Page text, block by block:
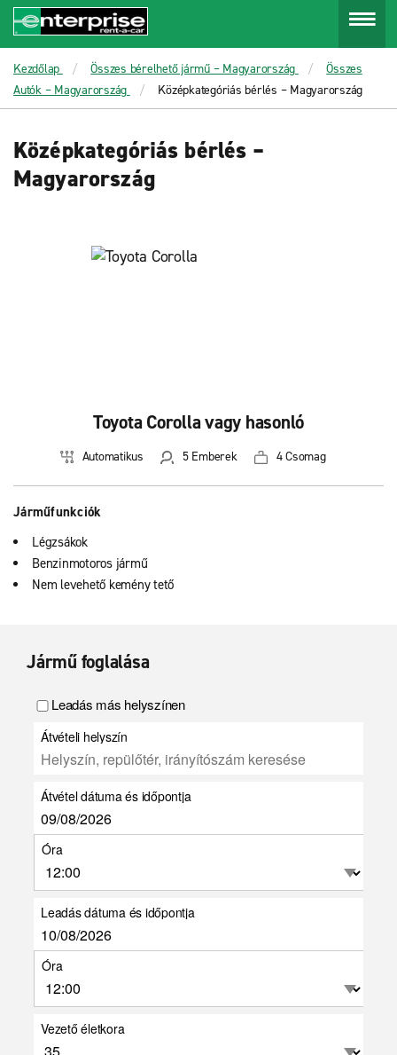
Kezdőlap Összes bérelhető jármű – Magyarország
Összes
Autók – Magyarország
Középkategóriás bérlés – Magyarország
Középkategóriás bérlés –
Magyarország
Toyota Corolla vagy hasonló
Automatikus 5 Emberek 4 Csomag
Járműfunkciók
Légzsákok
Benzinmotoros jármű
Nem levehető kemény tető
Jármű foglalása
Leadás más helyszínen
Átvételi helyszín
Átvétel dátuma és időpontja
Óra
Leadás dátuma és időpontja
Óra
Vezető életkora